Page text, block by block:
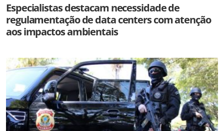
Especialistas destacam necessidade de
regulamentação de data centers com atenção
aos impactos ambientais